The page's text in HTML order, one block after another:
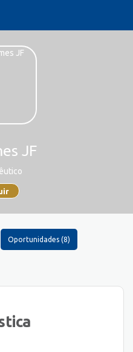
JF
Oportunidades (8)